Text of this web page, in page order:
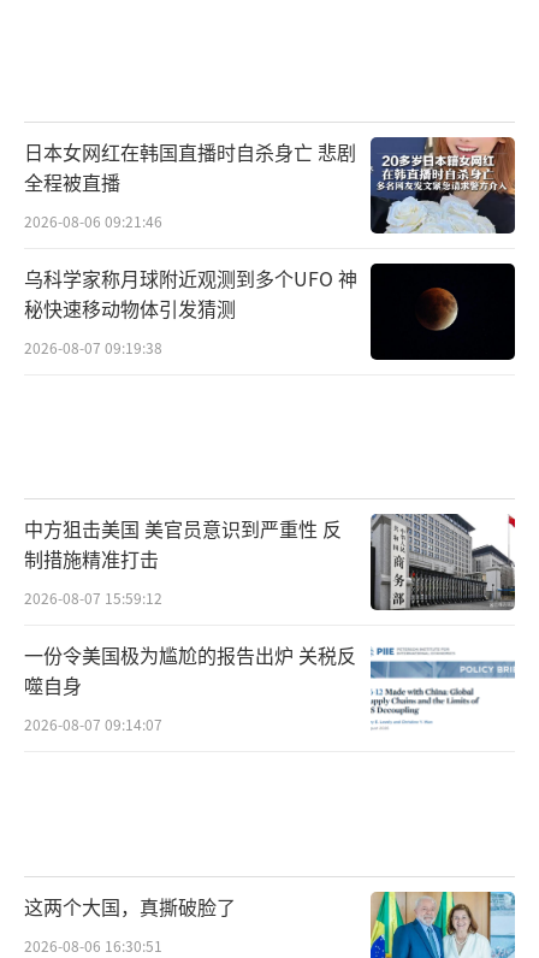
日本女网红在韩国直播时自杀身亡 悲剧
全程被直播
2026-08-06 09:21:46
乌科学家称月球附近观测到多个UFO 神
秘快速移动物体引发猜测
2026-08-07 09:19:38
中方狙击美国 美官员意识到严重性 反
制措施精准打击
2026-08-07 15:59:12
一份令美国极为尴尬的报告出炉 关税反
噬自身
2026-08-07 09:14:07
这两个大国，真撕破脸了
2026-08-06 16:30:51